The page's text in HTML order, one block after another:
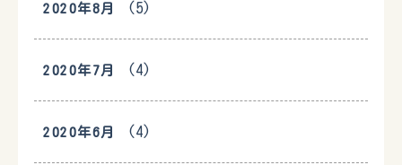
2020年8月 (5)
2020年7月 (4)
2020年6月 (4)